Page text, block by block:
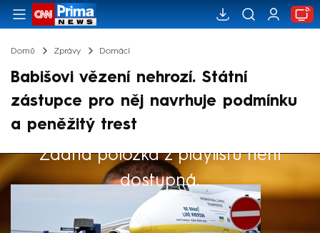
Domů Zprávy Domácí
Babišovi vězení nehrozí. Státní
zástupce pro něj navrhuje podmínku
a peněžitý trest
Žádná položka z playlistu není
dostupná.
Výběr redakce